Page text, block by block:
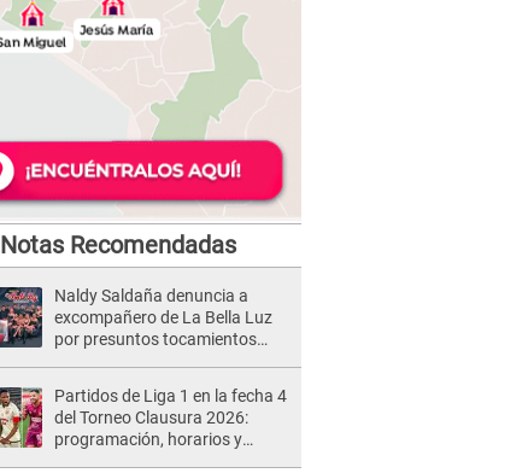
Notas Recomendadas
Naldy Saldaña denuncia a
excompañero de La Bella Luz
por presuntos tocamientos
Partidos de Liga 1 en la fecha 4
del Torneo Clausura 2026:
programación, horarios y